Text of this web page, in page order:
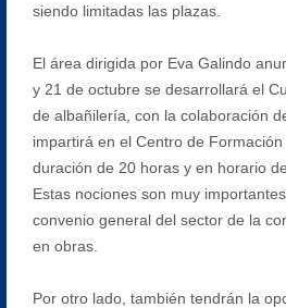
siendo limitadas las plazas.
El área dirigida por Eva Galindo
y 21 de octubre se desarrollará el
de albañilería, con la colaboración
impartirá en el Centro de
duración de 20 horas y en horario
Estas nociones son muy
convenio general del sector de la
en obras.
Por otro lado, también tendrán la